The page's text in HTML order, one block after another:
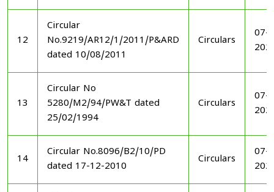
12
Circular
No.9219/AR12/1/2011/P&ARD
dated 10/08/2011
Circulars
07-
13
Circular No
5280/M2/94/PW&T dated
25/02/1994
Circulars
07-
14
Circular No.8096/B2/10/PD
dated 17-12-2010
Circulars
07-